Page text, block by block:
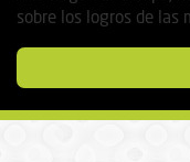
sobre los logros de las